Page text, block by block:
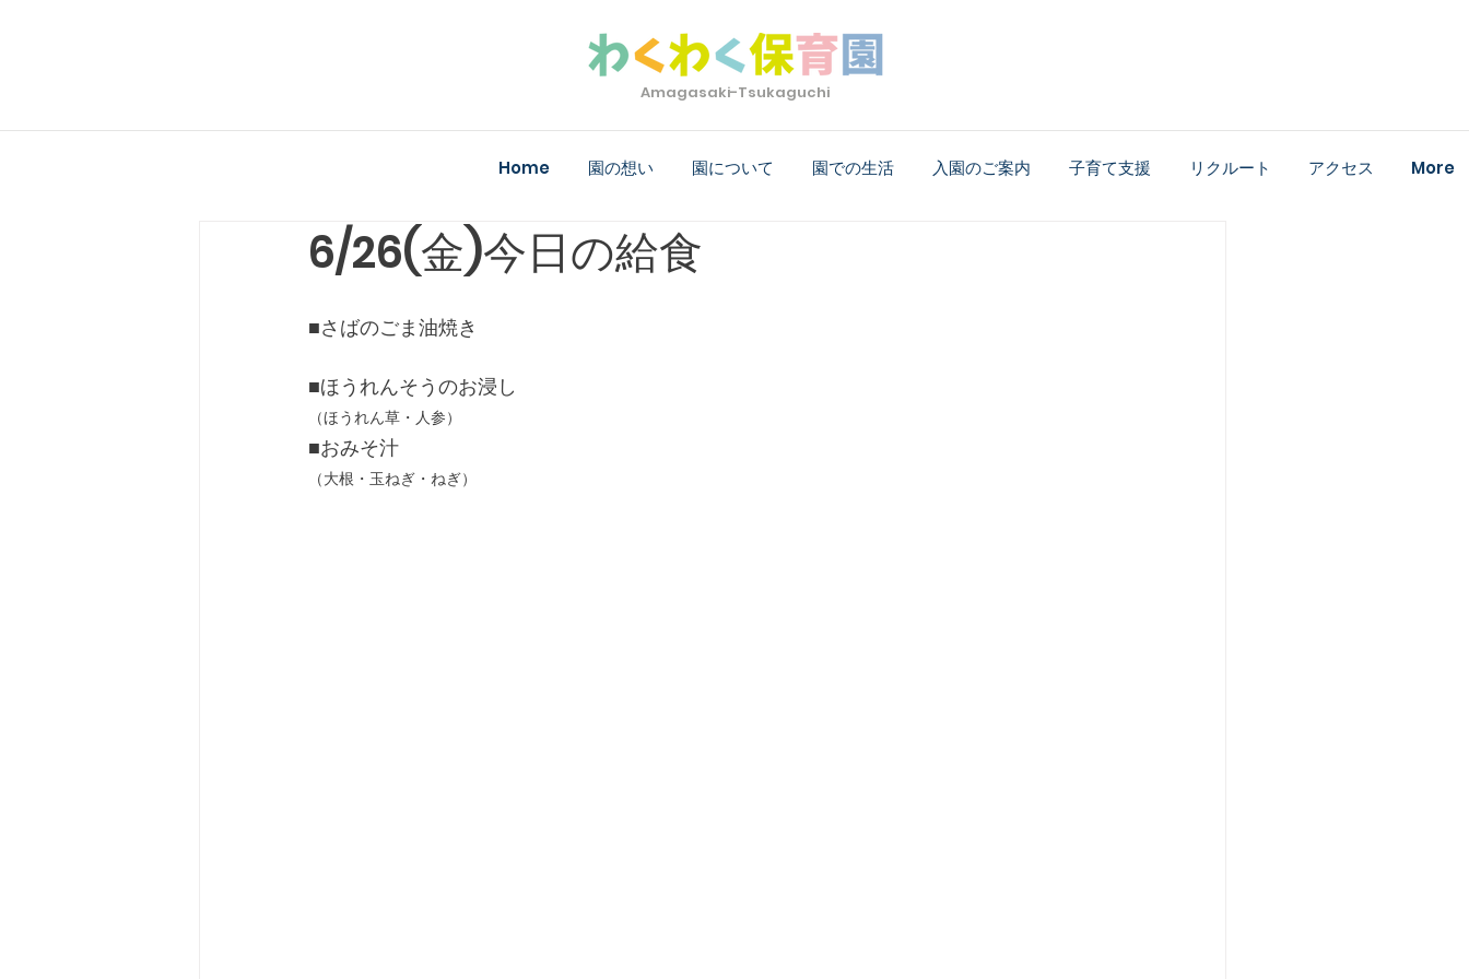
Amagasaki-Tsukaguchi
Home 園の想い 園について 園での生活 入園のご案内 子育て支援 リクルート アクセス More
6/26(金)今日の給食
■さばのごま油焼き
■ほうれんそうのお浸し
（ほうれん草・人参）
■おみそ汁
（大根・玉ねぎ・ねぎ）